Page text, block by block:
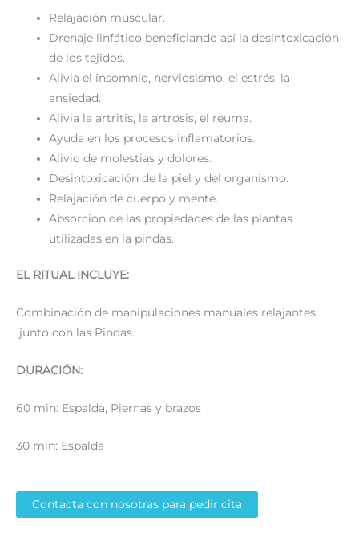
Relajación muscular.
Drenaje linfático beneficiando así la desintoxicación
de los tejidos.
Alivia el insomnio, nerviosismo, el estrés, la
ansiedad.
Alivia la artritis, la artrosis, el reuma.
Ayuda en los procesos inflamatorios.
Alivio de molestias y dolores.
Desintoxicación de la piel y del organismo.
Relajación de cuerpo y mente.
Absorcion de las propiedades de las plantas
utilizadas en la pindas.
EL RITUAL INCLUYE:
Combinación de manipulaciones manuales relajantes
junto con las Pindas.
DURACIÓN:
60 min: Espalda, Piernas y brazos
30 min: Espalda
Contacta con nosotras para pedir cita